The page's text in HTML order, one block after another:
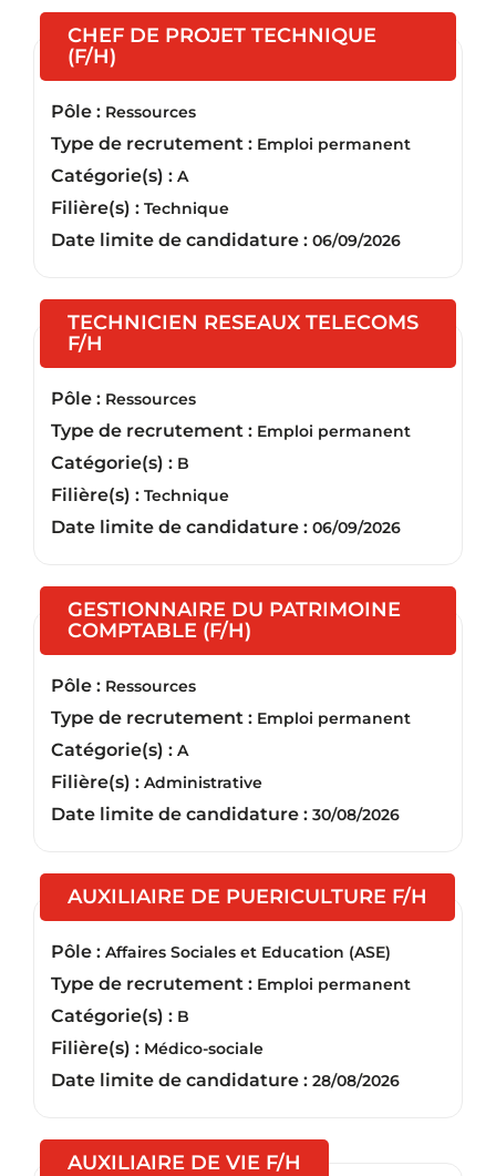
CHEF DE PROJET TECHNIQUE
(F/H)
Pôle : Ressources
Type de recrutement : Emploi permanent
Catégorie(s) : A
Filière(s) : Technique
Date limite de candidature : 06/09/2026
TECHNICIEN RESEAUX TELECOMS
F/H
Pôle : Ressources
Type de recrutement : Emploi permanent
Catégorie(s) : B
Filière(s) : Technique
Date limite de candidature : 06/09/2026
GESTIONNAIRE DU PATRIMOINE
COMPTABLE (F/H)
Pôle : Ressources
Type de recrutement : Emploi permanent
Catégorie(s) : A
Filière(s) : Administrative
Date limite de candidature : 30/08/2026
AUXILIAIRE DE PUERICULTURE F/H
Pôle : Affaires Sociales et Education (ASE)
Type de recrutement : Emploi permanent
Catégorie(s) : B
Filière(s) : Médico-sociale
Date limite de candidature : 28/08/2026
AUXILIAIRE DE VIE F/H